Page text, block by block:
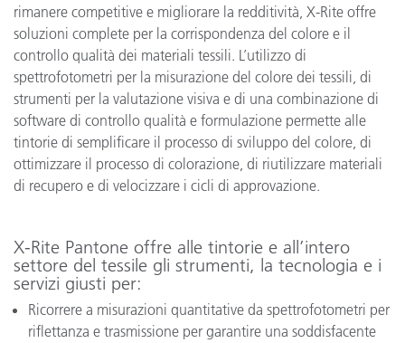
rimanere competitive e migliorare la redditività, X-Rite offre
soluzioni complete per la corrispondenza del colore e il
controllo qualità dei materiali tessili. L’utilizzo di
spettrofotometri per la misurazione del colore dei tessili, di
strumenti per la valutazione visiva e di una combinazione di
software di controllo qualità e formulazione permette alle
tintorie di semplificare il processo di sviluppo del colore, di
ottimizzare il processo di colorazione, di riutilizzare materiali
di recupero e di velocizzare i cicli di approvazione.
X-Rite Pantone offre alle tintorie e all’intero
settore del tessile gli strumenti, la tecnologia e i
servizi giusti per:
Ricorrere a misurazioni quantitative da spettrofotometri per
riflettanza e trasmissione per garantire una soddisfacente